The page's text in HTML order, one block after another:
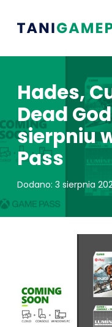
Hades,
Dead
sierpniu
Pass
Dodano: 3 sierpnia